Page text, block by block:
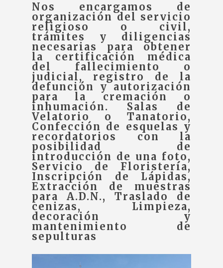
Nos encargamos de
organización del servicio
religioso o civil,
trámites y diligencias
necesarias para obtener
la certificación médica
del fallecimiento o
judicial, registro de la
defunción y autorización
para la cremación o
inhumación. Salas de
Velatorio o Tanatorio,
Confección de esquelas y
recordatorios con la
posibilidad de
introducción de una foto,
Servicio de Floristería,
Inscripción de Lápidas,
Extracción de muestras
para A.D.N., Traslado de
cenizas, Limpieza,
decoración y
mantenimiento de
sepulturas